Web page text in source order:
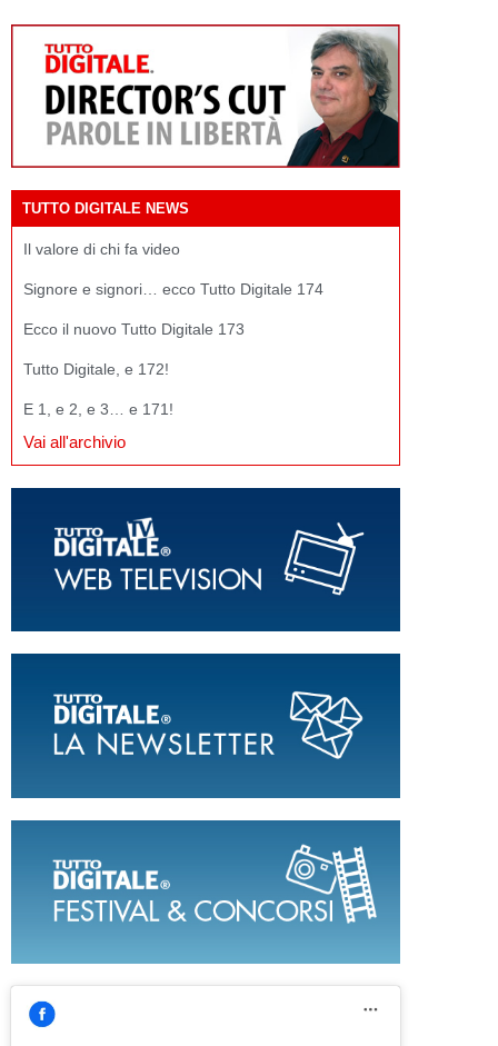
TUTTO DIGITALE NEWS
Il valore di chi fa video
Signore e signori… ecco Tutto Digitale 174
Ecco il nuovo Tutto Digitale 173
Tutto Digitale, e 172!
E 1, e 2, e 3… e 171!
Vai all'archivio